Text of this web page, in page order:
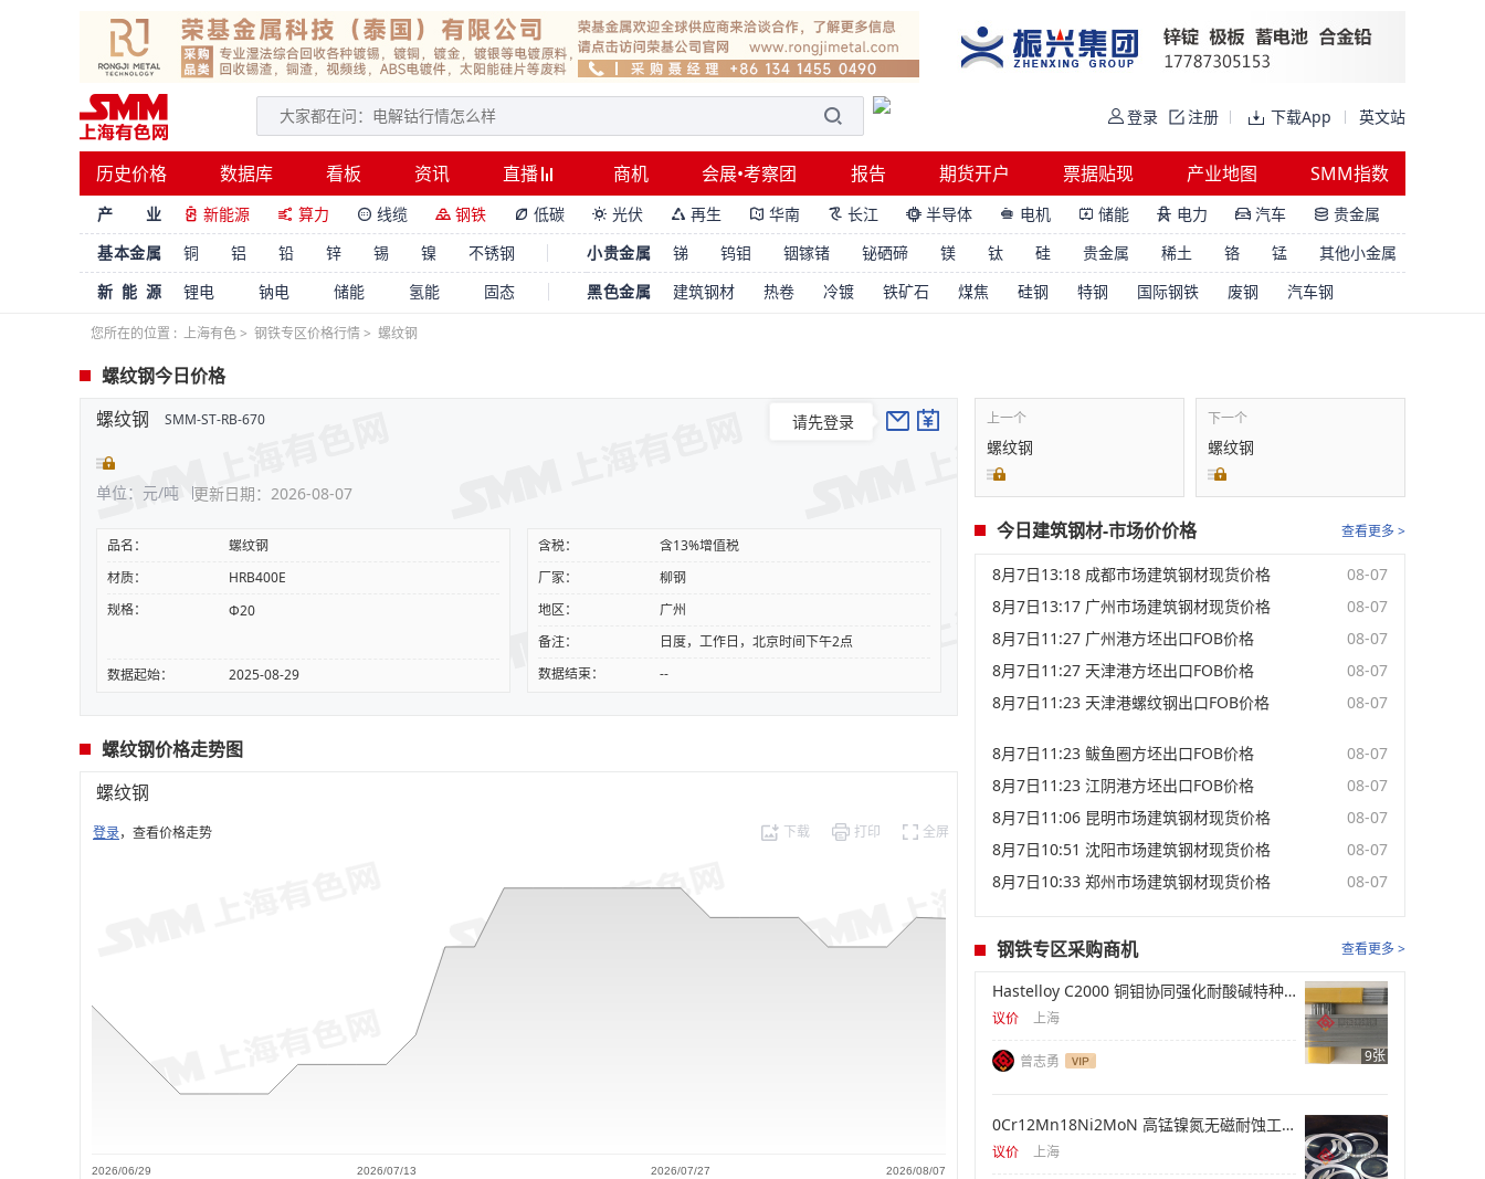
登录 注册 下载App 英文站
历史价格 数据库 看板 资讯 直播 商机 会展•考察团 报告 期货开户 票据贴现 产业地图 SMM指数
产 业  新能源  算力  线缆  钢铁  低碳  光伏  再生  华南  长江  半导体  电机  储能  电力  汽车  贵金属
基本金属
铜 铝 铅 锌 锡 镍 不锈钢 小贵金属 锑 钨钼 铟镓锗 铋硒碲 镁 钛 硅 贵金属 稀土 铬 锰
其他小金属
新能源
锂电 钠电 储能 氢能 固态 黑色金属 建筑钢材 热卷 冷镀 铁矿石 煤焦 硅钢 特钢 国际钢铁 废钢 汽车钢
您所在的位置 : 上海有色> 钢铁专区价格行情> 螺纹钢
螺纹钢今日价格
螺纹钢
SMM-ST-RB-670
单位：元/吨 更新日期：2026-08-07
请先登录
品名：
螺纹钢
材质：
HRB400E
规格：
Φ20
数据起始： 2025-08-29
含税：
含13%增值税
厂家：
柳钢
地区：
广州
备注：
日度，工作日，北京时间下午2点
数据结束：
--
螺纹钢价格走势图
螺纹钢
2026/06/29 2026/07/13 2026/07/27 2026/08/07
登录，查看价格走势 下载 打印 全屏
上一个
螺纹钢
下一个
螺纹钢
今日建筑钢材-市场价价格 查看更多 >
8月7日13:18 成都市场建筑钢材现货价格
08-07
8月7日13:17 广州市场建筑钢材现货价格
08-07
8月7日11:27 广州港方坯出口FOB价格
08-07
8月7日11:27 天津港方坯出口FOB价格
08-07
8月7日11:23 天津港螺纹钢出口FOB价格
08-07
8月7日11:23 鲅鱼圈方坯出口FOB价格
08-07
8月7日11:23 江阴港方坯出口FOB价格
08-07
8月7日11:06 昆明市场建筑钢材现货价格
08-07
8月7日10:51 沈阳市场建筑钢材现货价格
08-07
8月7日10:33 郑州市场建筑钢材现货价格
08-07
钢铁专区采购商机 查看更多 >
Hastelloy C2000 铜钼协同强化耐酸碱特种合金
议价 上海
曾志勇 9张
0Cr12Mn18Ni2MoN 高锰镍氮无磁耐蚀工程钢材
议价 上海